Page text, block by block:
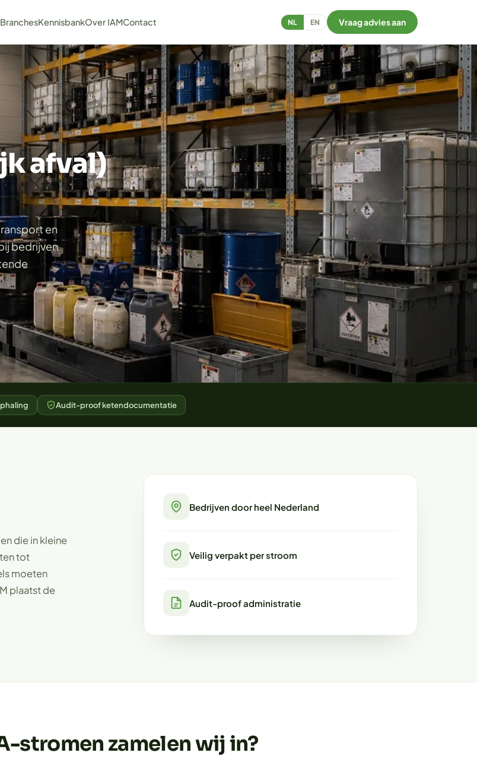
BranchesKennisbankOver IAMContact NL EN Vraag advies aan
afval)
en
bedrijven
Audit-proof ketendocumentatie
die in kleine
tot
moeten
plaatst de
Bedrijven door heel Nederland
Veilig verpakt per stroom
Audit-proof administratie
stromen zamelen wij in?